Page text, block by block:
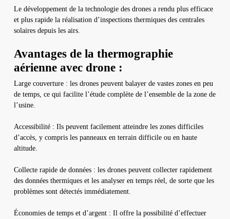
Le développement de la technologie des drones a rendu plus efficace
et plus rapide la réalisation d’inspections thermiques des centrales
solaires depuis les airs.
Avantages de la thermographie
aérienne avec drone :
Large couverture : les drones peuvent balayer de vastes zones en peu
de temps, ce qui facilite l’étude complète de l’ensemble de la zone de
l’usine.
Accessibilité : Ils peuvent facilement atteindre les zones difficiles
d’accès, y compris les panneaux en terrain difficile ou en haute
altitude.
Collecte rapide de données : les drones peuvent collecter rapidement
des données thermiques et les analyser en temps réel, de sorte que les
problèmes sont détectés immédiatement.
Économies de temps et d’argent : Il offre la possibilité d’effectuer